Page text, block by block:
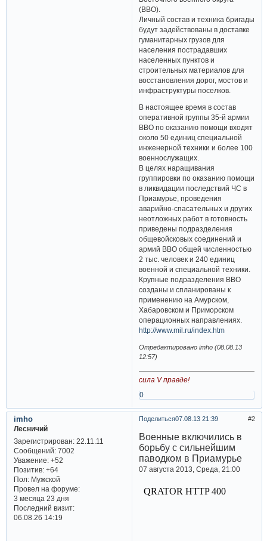
(ВВО).
Личный состав и техника бригады
будут задействованы в доставке
гуманитарных грузов для
населения пострадавших
населенных пунктов и
строительных материалов для
восстановления дорог, мостов и
инфраструктуры поселков.
В настоящее время в состав
оперативной группы 35-й армии
ВВО по оказанию помощи входят
около 50 единиц специальной
инженерной техники и более 100
военнослужащих.
В целях наращивания
группировки по оказанию помощи
в ликвидации последствий ЧС в
Приамурье, проведения
аварийно-спасательных и других
неотложных работ в готовность
приведены подразделения
общевойсковых соединений и
армий ВВО общей численностью
2 тыс. человек и 240 единиц
военной и специальной техники.
Крупные подразделения ВВО
созданы и спланированы к
применению на Амурском,
Хабаровском и Приморском
операционных направлениях.
http://www.mil.ru/index.htm
Отредактировано imho (08.08.13
12:57)
сила V правде!
0
Поделиться 2
07.08.13 21:39
imho
Лесничий
Зарегистрирован: 22.11.11
Сообщений:7002
Уважение: +52
Позитив: +64
Пол:Мужской
Провел на форуме:
3 месяца 23 дня
Последний визит:
06.08.26 14:19
Военные включились в
борьбу с сильнейшим
паводком в Приамурье
07 августа 2013, Среда, 21:00